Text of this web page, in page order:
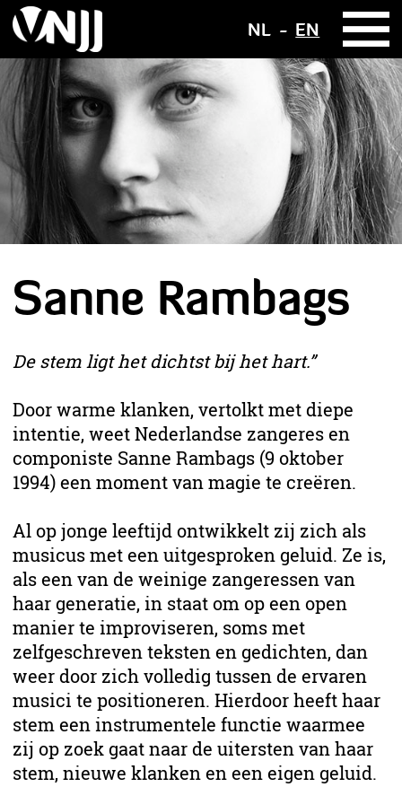
NL EN
Sanne Rambags
De stem ligt het dichtst bij het hart.”
Door warme klanken, vertolkt met diepe
intentie, weet Nederlandse zangeres en
componiste Sanne Rambags (9 oktober
1994) een moment van magie te creëren.
Al op jonge leeftijd ontwikkelt zij zich als
musicus met een uitgesproken geluid. Ze is,
als een van de weinige zangeressen van
haar generatie, in staat om op een open
manier te improviseren, soms met
zelfgeschreven teksten en gedichten, dan
weer door zich volledig tussen de ervaren
musici te positioneren. Hierdoor heeft haar
stem een instrumentele functie waarmee
zij op zoek gaat naar de uitersten van haar
stem, nieuwe klanken en een eigen geluid.